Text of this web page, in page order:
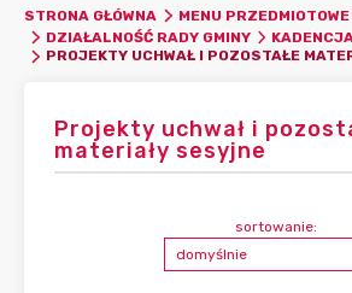
STRONA GŁÓWNA
MENU PRZEDMIOTOWE
DZIAŁALNOŚĆ RADY GMINY
Projekty uchwał i
materiały sesyjne
sortowanie: